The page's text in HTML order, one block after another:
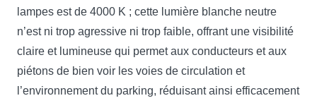
lampes est de 4000 K ; cette lumière blanche neutre
n’est ni trop agressive ni trop faible, offrant une visibilité
claire et lumineuse qui permet aux conducteurs et aux
piétons de bien voir les voies de circulation et
l’environnement du parking, réduisant ainsi efficacement